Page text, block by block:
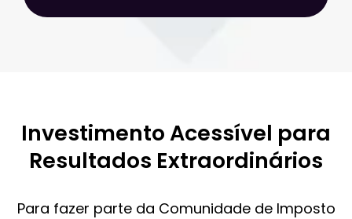
Investimento Acessível para
Resultados Extraordinários
Para fazer parte da Comunidade de Imposto